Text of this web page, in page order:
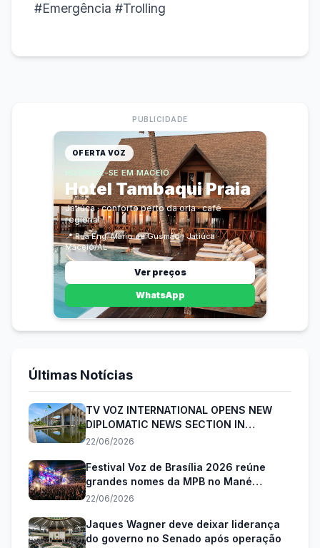
#Emergência #Trolling
PUBLICIDADE
OFERTA VOZ
HOSPEDE-SE EM MACEIÓ
Hotel Tambaqui Praia
Jatiúca · conforto perto da orla · café
regional
📍Rua Eng. Mário de Gusmão · Jatiúca ·
Maceió/AL
Ver preços
WhatsApp
Últimas Notícias
TV VOZ INTERNATIONAL OPENS NEW
DIPLOMATIC NEWS SECTION IN
BRASÍLIA
22/06/2026
Festival Voz de Brasília 2026 reúne
grandes nomes da MPB no Mané
Garrincha
22/06/2026
Jaques Wagner deve deixar liderança
do governo no Senado após operação